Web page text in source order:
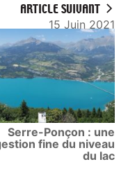
ARTICLE SUIVANT
15 Juin 2021
Serre-Ponçon : une
fine du niveau
du lac